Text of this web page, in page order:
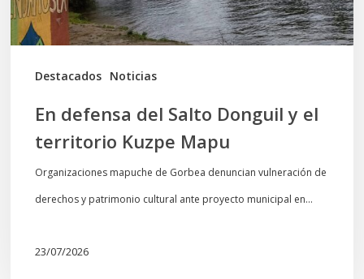
Destacados Noticias
territorio
Kuzpe
Mapu
En defensa del Salto Donguil y el
territorio Kuzpe Mapu
Organizaciones mapuche de Gorbea denuncian vulneración de
derechos y patrimonio cultural ante proyecto municipal en…
23/07/2026